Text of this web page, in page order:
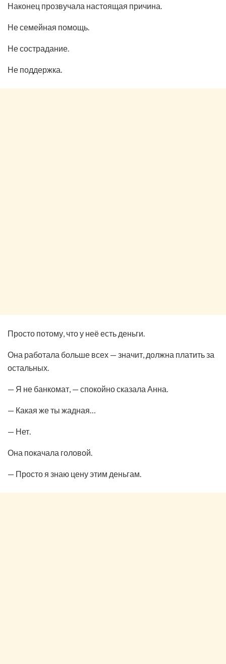
Наконец прозвучала настоящая причина.
Не семейная помощь.
Не сострадание.
Не поддержка.
Просто потому, что у неё есть деньги.
Она работала больше всех — значит, должна платить за
остальных.
— Я не банкомат, — спокойно сказала Анна.
— Какая же ты жадная…
— Нет.
Она покачала головой.
— Просто я знаю цену этим деньгам.